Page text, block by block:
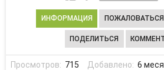
ИНФОРМАЦИЯ ПОЖАЛОВАТЬСЯ
ПОДЕЛИТЬСЯ
Просмотров: 715 Добавлено: 6